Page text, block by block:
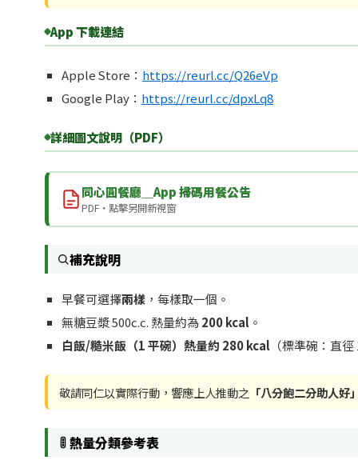
App 下載連結
Apple Store： https://reurl.cc/Q26eVp
Google Play： https://reurl.cc/dpxLq8
詳細圖文說明（PDF）
同心圓餐廳＿App 掃碼用餐公告
PDF・點擊另開新視窗
補充說明
早餐可選擇兩樣，每樣取一個。
無糖豆漿 500c.c. 熱量約為200 kcal。
白飯/糙米飯（1 平碗）熱量約 280 kcal（標準碗：直
敬請同仁以實際行動，響應上人推動之 「八分飽二分助人好
熱量分類參考表